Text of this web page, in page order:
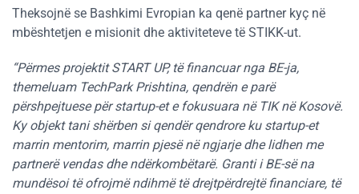
Theksojnë se Bashkimi Evropian ka qenë partner kyç në
mbështetjen e misionit dhe aktiviteteve të STIKK-ut.
“Përmes projektit START UP, të financuar nga BE-ja,
themeluam TechPark Prishtina, qendrën e parë
përshpejtuese për startup-et e fokusuara në TIK në Kosovë.
Ky objekt tani shërben si qendër qendrore ku startup-et
marrin mentorim, marrin pjesë në ngjarje dhe lidhen me
partnerë vendas dhe ndërkombëtarë. Granti i BE-së na
mundësoi të ofrojmë ndihmë të drejtpërdrejtë financiare, të